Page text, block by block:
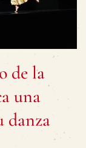
de la
una
danza